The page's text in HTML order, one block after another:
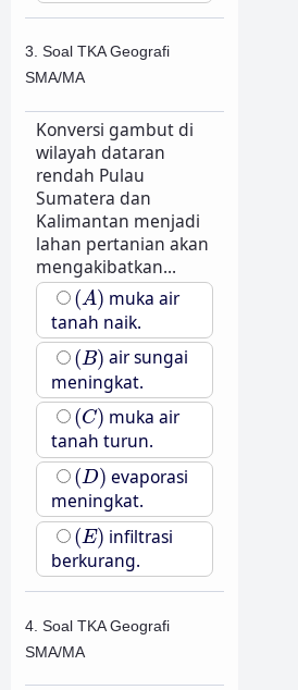
3. Soal TKA Geografi
SMA/MA
Konversi gambut di
wilayah dataran
rendah Pulau
Sumatera dan
Kalimantan menjadi
lahan pertanian akan
mengakibatkan...
(A)
(A) muka air
tanah naik.
(B)
(B) air sungai
meningkat.
(C)
(C) muka air
tanah turun.
(D)
(D) evaporasi
meningkat.
(E)
(E) infiltrasi
berkurang.
4. Soal TKA Geografi
SMA/MA